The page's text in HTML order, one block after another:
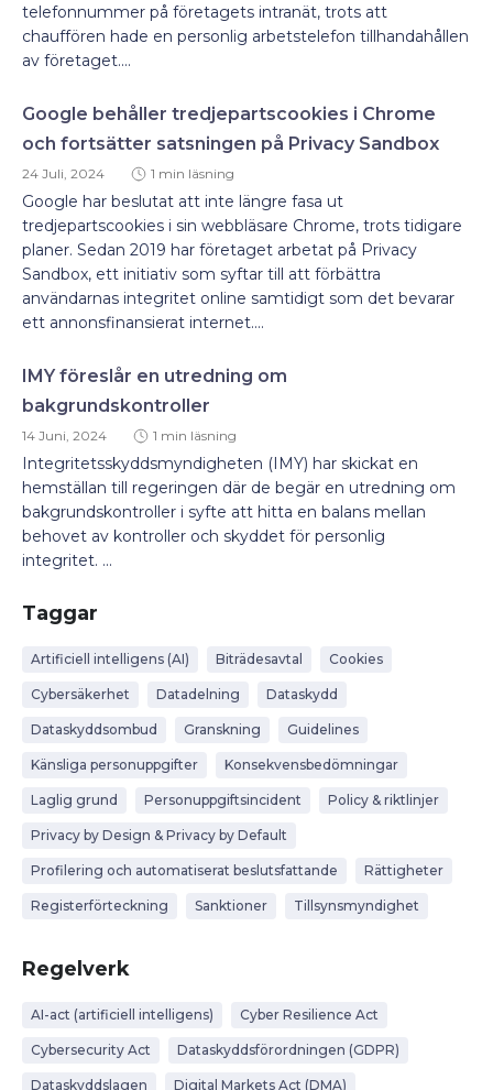
telefonnummer på företagets intranät, trots att
chauffören hade en personlig arbetstelefon tillhandahållen
av företaget....
Google behåller tredjepartscookies i Chrome
och fortsätter satsningen på Privacy Sandbox
24 Juli, 2024 1 min läsning
Google har beslutat att inte längre fasa ut
tredjepartscookies i sin webbläsare Chrome, trots tidigare
planer. Sedan 2019 har företaget arbetat på Privacy
Sandbox, ett initiativ som syftar till att förbättra
användarnas integritet online samtidigt som det bevarar
ett annonsfinansierat internet....
IMY föreslår en utredning om
bakgrundskontroller
14 Juni, 2024 1 min läsning
Integritetsskyddsmyndigheten (IMY) har skickat en
hemställan till regeringen där de begär en utredning om
bakgrundskontroller i syfte att hitta en balans mellan
behovet av kontroller och skyddet för personlig
integritet. ...
Taggar
Artificiell intelligens (AI) Biträdesavtal Cookies
Cybersäkerhet Datadelning Dataskydd
Dataskyddsombud Granskning Guidelines
Känsliga personuppgifter Konsekvensbedömningar
Laglig grund Personuppgiftsincident Policy & riktlinjer
Privacy by Design & Privacy by Default
Profilering och automatiserat beslutsfattande Rättigheter
Registerförteckning Sanktioner Tillsynsmyndighet
Regelverk
AI-act (artificiell intelligens) Cyber Resilience Act
Cybersecurity Act Dataskyddsförordningen (GDPR)
Dataskyddslagen Digital Markets Act (DMA)